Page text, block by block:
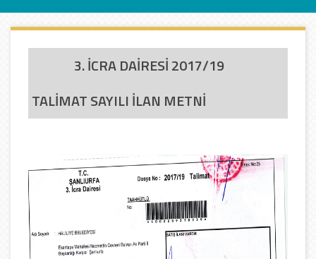
3. İCRA DAİRESİ 2017/19
TALİMAT SAYILI İLAN METNİ